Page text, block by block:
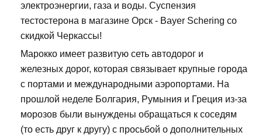
электроэнергии, газа и воды. Суспензия
тестостерона в магазине Орск - Bayer Schering со
скидкой Черкассы!
Марокко имеет развитую сеть автодорог и
железных дорог, которая связывает крупные города
с портами и международными аэропортами. На
прошлой неделе Болгария, Румыния и Греция из-за
морозов были вынуждены обращаться к соседям
(то есть друг к другу) с просьбой о дополнительных